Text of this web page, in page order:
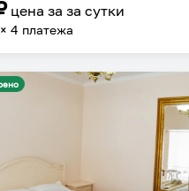
цена за за сутки
4 платежа